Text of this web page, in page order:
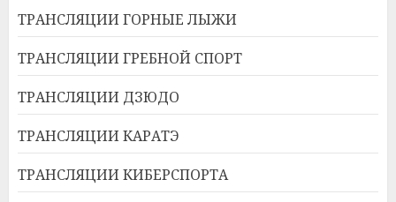
ТРАНСЛЯЦИИ ГОРНЫЕ ЛЫЖИ
ТРАНСЛЯЦИИ ГРЕБНОЙ СПОРТ
ТРАНСЛЯЦИИ ДЗЮДО
ТРАНСЛЯЦИИ КАРАТЭ
ТРАНСЛЯЦИИ КИБЕРСПОРТА